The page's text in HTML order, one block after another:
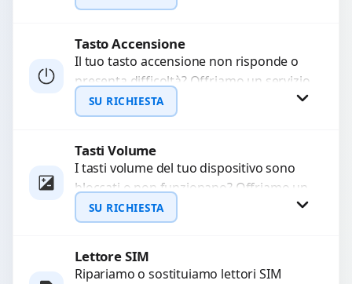
alta qualità garantiti per 3...
Richiedi Preventivo
WhatsApp
Tasto Accensione
Il tuo tasto accensione non risponde o
presenta difficoltà? Offriamo un servizio
professionale di riparazione o
sostituzione utilizzando componenti di...
SU RICHIESTA
Richiedi Preventivo
WhatsApp
Tasti Volume
I tasti volume del tuo dispositivo sono
bloccati o non funzionano? Offriamo un
servizio di riparazione o sostituzione
con ricambi...
SU RICHIESTA
Richiedi Preventivo
Lettore SIM
Ripariamo o sostituiamo lettori SIM